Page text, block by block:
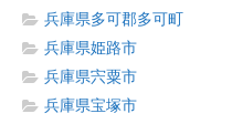
兵庫県多可郡多可町
兵庫県姫路市
兵庫県宍粟市
兵庫県宝塚市